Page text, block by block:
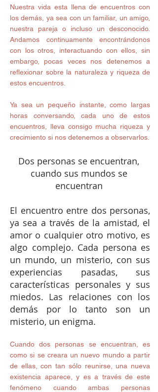
Nuestra vida esta llena de encuentros con
los demás, ya sea con un familiar, un amigo,
nuestra pareja o incluso un desconocido.
Andamos continuamente encontrándonos
con los otros, interactuando con ellos, sin
embargo, pocas veces nos detenemos a
reflexionar sobre la naturaleza y riqueza de
estos encuentros.
Ya sea un pequeño instante, como largas
horas conversando, cada uno de estos
encuentros, lleva consigo mucha riqueza y
Dos personas se encuentran,
cuando sus mundos se
encuentran
El encuentro entre dos personas,
ya sea a través de la amistad, el
amor o cualquier otro motivo, es
algo complejo. Cada persona es
un mundo, un misterio, con sus
experiencias pasadas, sus
características personales y sus
miedos. Las relaciones con los
demás por lo tanto son un
misterio, un enigma.
Cuando dos personas se encuentran, es
como si se creara un nuevo mundo a partir
de ellas, con tan sólo reunirse, una nueva
existencia aparece, y es a través de este
fenómeno cuando ambas personas